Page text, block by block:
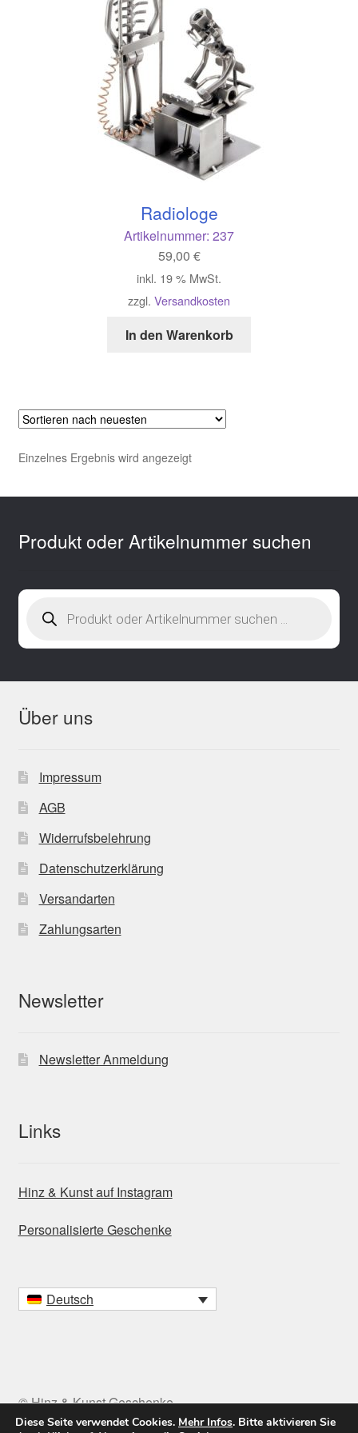
Radiologe
Artikelnummer: 237
59,00 €
inkl. 19 % MwSt.
zzgl. Versandkosten
In den Warenkorb
Einzelnes Ergebnis wird angezeigt
Produkt oder Artikelnummer suchen
search
Über uns
Impressum
AGB
Widerrufsbelehrung
Datenschutzerklärung
Versandarten
Zahlungsarten
Newsletter
Newsletter Anmeldung
Links
Hinz & Kunst auf Instagram
Personalisierte Geschenke
Deutsch
© Hinz & Kunst Geschenke
Diese Seite verwendet Cookies. Mehr Infos. Bitte aktivieren Sie